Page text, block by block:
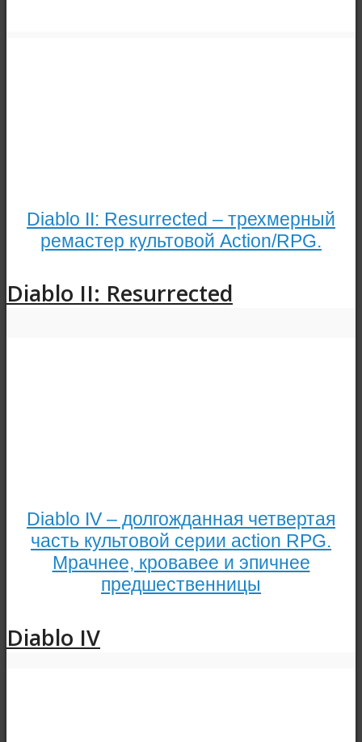
Diablo II: Resurrected – трехмерный
ремастер культовой Action/RPG.
Diablo II: Resurrected
Diablo IV – долгожданная четвертая
часть культовой серии action RPG.
Мрачнее, кровавее и эпичнее
предшественницы
Diablo IV